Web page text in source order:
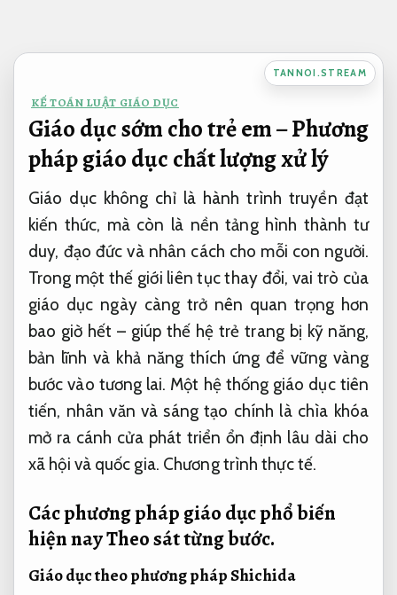
nội
TANNOI.STREAM
KẾ TOÁN LUẬT GIÁO DỤC
Giáo dục sớm cho trẻ em – Phương
pháp giáo dục chất lượng xử lý
Giáo dục không chỉ là hành trình truyền đạt
kiến thức, mà còn là nền tảng hình thành tư
duy, đạo đức và nhân cách cho mỗi con người.
Trong một thế giới liên tục thay đổi, vai trò của
giáo dục ngày càng trở nên quan trọng hơn
bao giờ hết – giúp thế hệ trẻ trang bị kỹ năng,
bản lĩnh và khả năng thích ứng để vững vàng
bước vào tương lai. Một hệ thống giáo dục tiên
tiến, nhân văn và sáng tạo chính là chìa khóa
mở ra cánh cửa phát triển ổn định lâu dài cho
xã hội và quốc gia. Chương trình thực tế.
Các phương pháp giáo dục phổ biến
hiện nayTheo sát từng bước.
Giáo dục theo phương pháp Shichida